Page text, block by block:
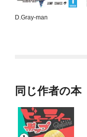
D.Gray-man
同じ作者の本